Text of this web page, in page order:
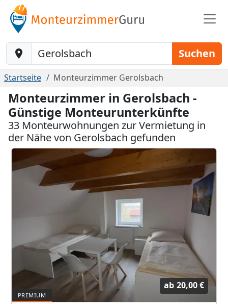
Baustelle-Location Suchen
Startseite Monteurzimmer Gerolsbach
Monteurzimmer in Gerolsbach -
Günstige Monteurunterkünfte
33 Monteurwohnungen zur Vermietung in
der Nähe von Gerolsbach gefunden
ab 20,00 €